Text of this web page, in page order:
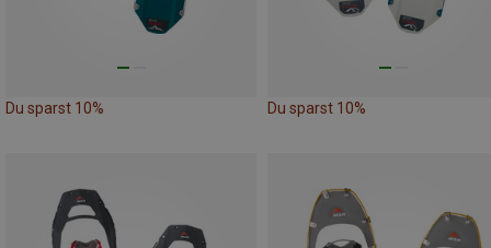
Du sparst 10% Du sparst 10%